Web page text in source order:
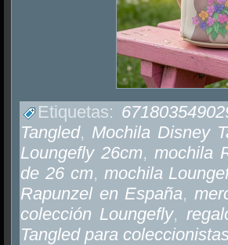
Etiquetas:
Tangled, Mochila Disney
Loungefly 26cm, mochila
de 26 cm, mochila
Rapunzel en España,
colección Loungefly,
Tangled para